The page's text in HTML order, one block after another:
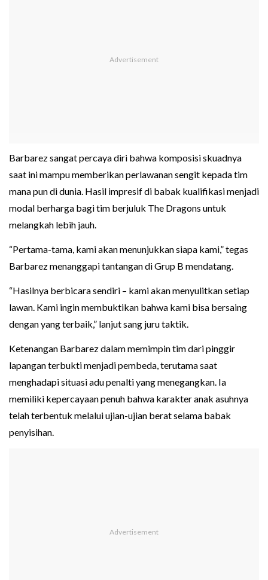
Barbarez sangat percaya diri bahwa komposisi skuadnya
saat ini mampu memberikan perlawanan sengit kepada tim
mana pun di dunia. Hasil impresif di babak kualifikasi menjadi
modal berharga bagi tim berjuluk The Dragons untuk
melangkah lebih jauh.
“Pertama-tama, kami akan menunjukkan siapa kami,” tegas
Barbarez menanggapi tantangan di Grup B mendatang.
“Hasilnya berbicara sendiri – kami akan menyulitkan setiap
lawan. Kami ingin membuktikan bahwa kami bisa bersaing
dengan yang terbaik,” lanjut sang juru taktik.
Ketenangan Barbarez dalam memimpin tim dari pinggir
lapangan terbukti menjadi pembeda, terutama saat
menghadapi situasi adu penalti yang menegangkan. Ia
memiliki kepercayaan penuh bahwa karakter anak asuhnya
telah terbentuk melalui ujian-ujian berat selama babak
penyisihan.